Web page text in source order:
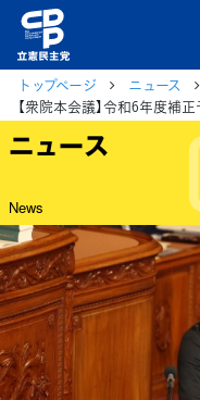
トップページ
ニュース
【衆院本会議】令和6年度
ニュース
News